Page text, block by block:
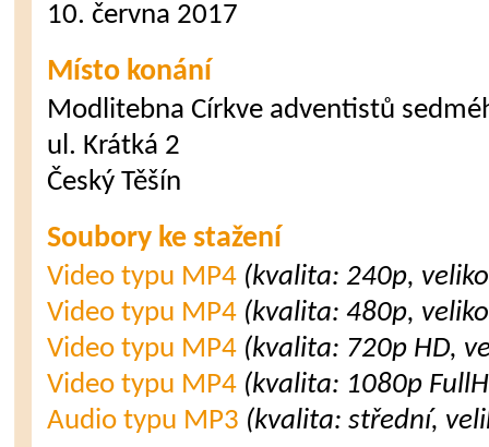
10. června 2017
Místo konání
Modlitebna Církve adventistů
ul. Krátká 2
Český Těšín
Soubory ke stažení
Video typu MP4 (kvalita: 240p,
Video typu MP4 (kvalita: 480p,
Video typu MP4 (kvalita: 720p HD,
Video typu MP4 (kvalita: 1080p
Audio typu MP3 (kvalita: střední,